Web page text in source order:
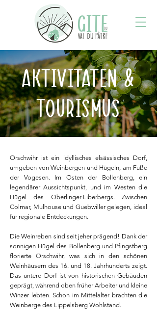
AKTIVITÄTEN &
Tourismus
Orschwihr ist ein idyllisches elsässisches Dorf,
umgeben von Weinbergen und Hügeln, am Fuße
der Vogesen. Im Osten der Bollenberg, ein
legendärer Aussichtspunkt, und im Westen die
Hügel des Oberlinger-Liberbergs. Zwischen
Colmar, Mulhouse und Guebwiller gelegen, ideal
für regionale Entdeckungen.
Die Weinreben sind seit jeher prägend! Dank der
sonnigen Hügel des Bollenberg und Pfingstberg
florierte Orschwihr, was sich in den schönen
Weinhäusern des 16. und 18. Jahrhunderts zeigt.
Das untere Dorf ist von historischen Gebäuden
geprägt, während oben früher Arbeiter und kleine
Winzer lebten. Schon im Mittelalter brachten die
Weinberge des Lippelsberg Wohlstand.